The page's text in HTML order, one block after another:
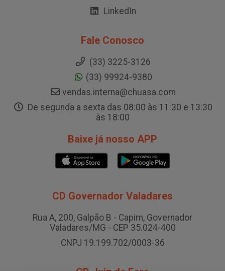
LinkedIn
Fale Conosco
(33) 3225-3126
(33) 99924-9380
vendas.interna@chuasa.com
De segunda a sexta das 08:00 às 11:30 e 13:30
às 18:00
Baixe já nosso APP
CD Governador Valadares
Rua A, 200, Galpão B - Capim, Governador
Valadares/MG - CEP 35.024-400
CNPJ 19.199.702/0003-36